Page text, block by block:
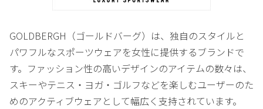
GOLDBERGH（ゴールドバーグ）は、独自のスタイルと
パワフルなスポーツウェアを女性に提供するブランドで
す。ファッション性の高いデザインのアイテムの数々は、
スキーやテニス・ヨガ・ゴルフなどを楽しむユーザーのた
めのアクティブウェアとして幅広く支持されています。